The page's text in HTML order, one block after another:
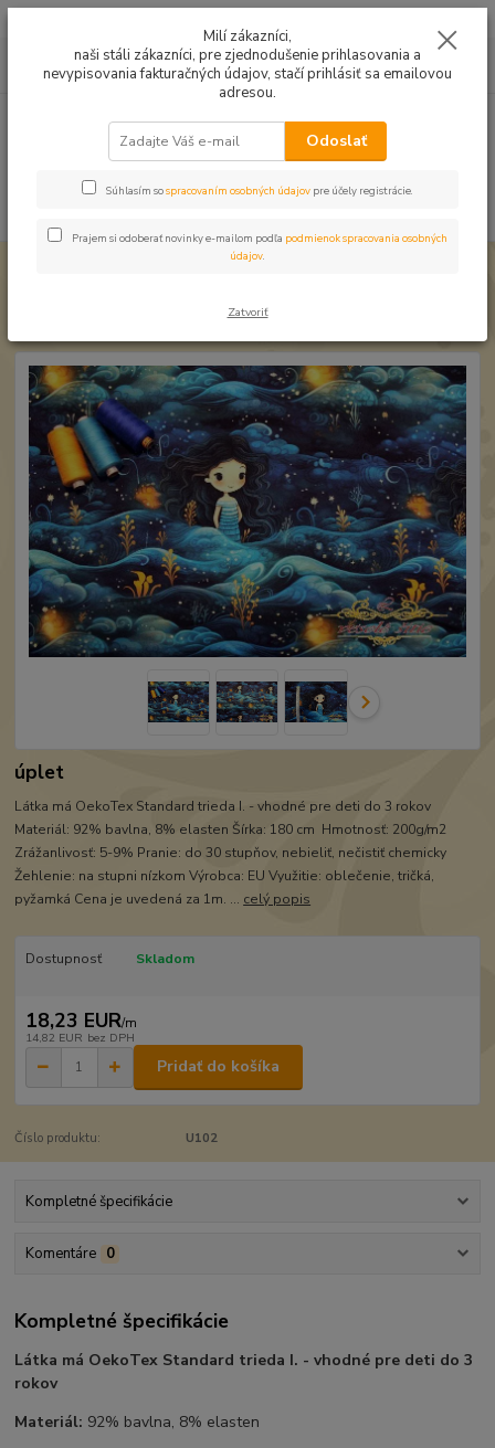
0949224331
9:00 -14:30
za0,00 EUR
Úplet Kvetinové víly vodné
Úplet Kvetinové víly vodné
úplet
Látka má OekoTex Standard trieda I. - vhodné pre deti do 3 rokov
Materiál: 92% bavlna, 8% elasten Šírka: 180 cm Hmotnosť: 200g/m2
Zrážanlivosť: 5-9% Pranie: do 30 stupňov, nebieliť, nečistiť chemicky
Žehlenie: na stupni nízkom Výrobca: EU Využitie: oblečenie, tričká,
pyžamká Cena je uvedená za 1m. ... celý popis
Dostupnosť Skladom
18,23 EUR/m
14,82 EUR bez DPH
Pridať do košíka
Číslo produktu: U102
Kompletné špecifikácie
Komentáre 0
Kompletné špecifikácie
Látka má OekoTex Standard trieda I. - vhodné pre deti do 3
rokov
Materiál: 92% bavlna, 8% elasten
Milí zákazníci,
naši stáli zákazníci, pre zjednodušenie prihlasovania a
nevypisovania fakturačných údajov, stačí prihlásiť sa emailovou
adresou.
Odoslať
Súhlasím sospracovaním osobných údajov pre účely registrácie.
Prajem si odoberať novinky e-mailom podľa podmienok spracovania osobných
údajov.
Zatvoriť